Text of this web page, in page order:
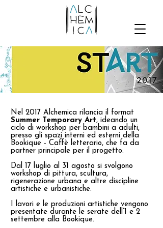
Nel 2017 Alchemica rilancia il format
Summer Temporary Art, ideando un
ciclo di workshop per bambini a adulti,
presso gli spazi interni ed esterni della
Bookique - Caffè letterario, che fa da
partner principale per il progetto.
Dal 17 luglio al 31 agosto si svolgono
workshop di pittura, scultura,
rigenerazione urbana e altre discipline
artistiche e urbanistiche.
I lavori e le produzioni artistiche vengono
presentate durante le serate dell’1 e 2
settembre alla Bookique.